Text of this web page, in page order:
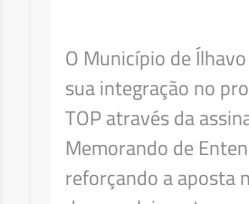
O Município de
sua integração no
TOP através da
Memorando de
reforçando a aposta
Deseja apagar o